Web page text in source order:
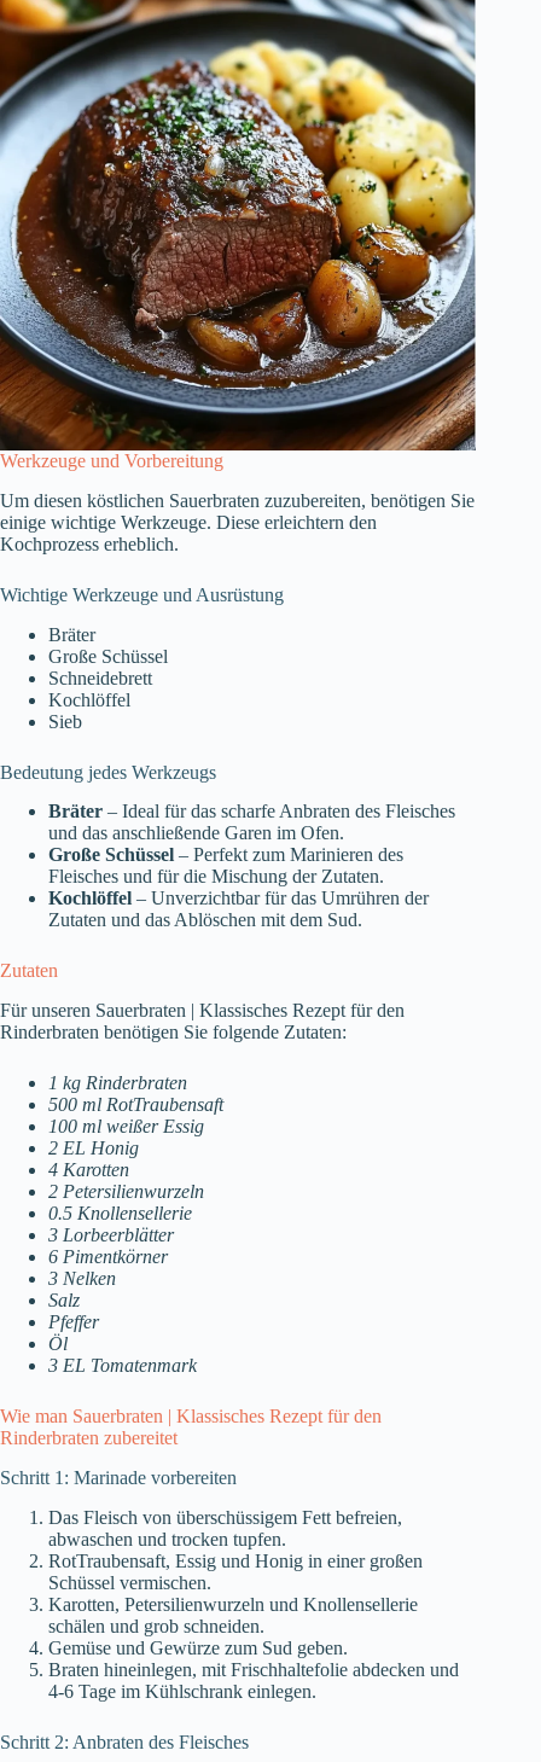
Werkzeuge und Vorbereitung
Um diesen köstlichen Sauerbraten zuzubereiten, benötigen Sie
einige wichtige Werkzeuge. Diese erleichtern den
Kochprozess erheblich.
Wichtige Werkzeuge und Ausrüstung
Bräter
Große Schüssel
Schneidebrett
Kochlöffel
Sieb
Bedeutung jedes Werkzeugs
Bräter – Ideal für das scharfe Anbraten des Fleisches
und das anschließende Garen im Ofen.
Große Schüssel – Perfekt zum Marinieren des
Fleisches und für die Mischung der Zutaten.
Kochlöffel – Unverzichtbar für das Umrühren der
Zutaten und das Ablöschen mit dem Sud.
Zutaten
Für unseren Sauerbraten | Klassisches Rezept für den
Rinderbraten benötigen Sie folgende Zutaten:
1 kg Rinderbraten
500 ml RotTraubensaft
100 ml weißer Essig
2 EL Honig
4 Karotten
2 Petersilienwurzeln
0.5 Knollensellerie
3 Lorbeerblätter
6 Pimentkörner
3 Nelken
Salz
Pfeffer
Öl
3 EL Tomatenmark
Wie man Sauerbraten | Klassisches Rezept für den
Rinderbraten zubereitet
Schritt 1: Marinade vorbereiten
Das Fleisch von überschüssigem Fett befreien,
abwaschen und trocken tupfen.
RotTraubensaft, Essig und Honig in einer großen
Schüssel vermischen.
Karotten, Petersilienwurzeln und Knollensellerie
schälen und grob schneiden.
Gemüse und Gewürze zum Sud geben.
Braten hineinlegen, mit Frischhaltefolie abdecken und
4-6 Tage im Kühlschrank einlegen.
Schritt 2: Anbraten des Fleisches